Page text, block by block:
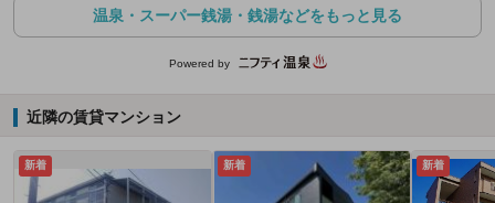
温泉・スーパー銭湯・銭湯などをもっと見る
Powered by
近隣の賃貸マンション
新着 新着 新着